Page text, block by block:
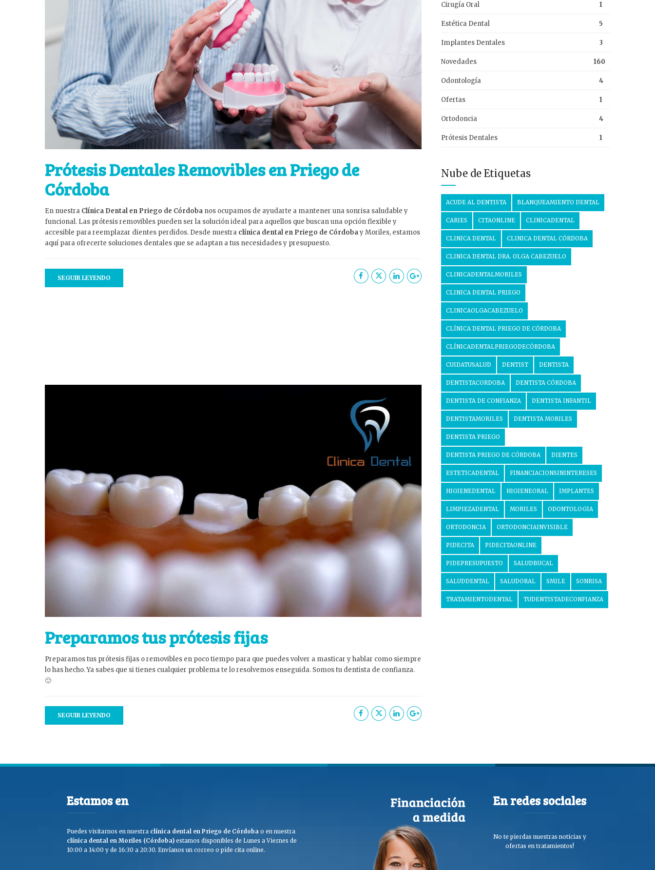
Prótesis Dentales Removibles en Priego de
Córdoba
En nuestra Clínica Dental en Priego de Córdoba nos ocupamos de ayudarte a mantener una sonrisa saludable y
funcional. Las prótesis removibles pueden ser la solución ideal para aquellos que buscan una opción flexible y
accesible para reemplazar dientes perdidos. Desde nuestra clínica dental en Priego de Córdobay Moriles, estamos
aquí para ofrecerte soluciones dentales que se adaptan a tus necesidades y presupuesto.
SEGUIR LEYENDO
Preparamos tus prótesis fijas
Preparamos tus prótesis fijas o removibles en poco tiempo para que puedes volver a masticar y hablar como siempre
lo has hecho. Ya sabes que si tienes cualquier problema te lo resolvemos enseguida. Somos tu dentista de confianza.
🙂
SEGUIR LEYENDO
Cirugía Oral 1
Estética Dental 5
Implantes Dentales 3
Novedades 160
Odontología 4
Ofertas 1
Ortodoncia 4
Prótesis Dentales 1
Nube de Etiquetas
ACUDE AL DENTISTA BLANQUEAMIENTO DENTAL
CARIES CITAONLINE CLINICADENTAL
CLINICA DENTAL CLINICA DENTAL CÓRDOBA
CLINICA DENTAL DRA. OLGA CABEZUELO
CLINICADENTALMORILES
CLINICA DENTAL PRIEGO
CLINICAOLGACABEZUELO
CLÍNICA DENTAL PRIEGO DE CÓRDOBA
CLÍNICADENTALPRIEGODECÓRDOBA
CUIDATUSALUD DENTIST DENTISTA
DENTISTACORDOBA DENTISTA CÓRDOBA
DENTISTA DE CONFIANZA DENTISTA INFANTIL
DENTISTAMORILES DENTISTA MORILES
DENTISTA PRIEGO
DENTISTA PRIEGO DE CÓRDOBA DIENTES
ESTETICADENTAL FINANCIACIONSININTERESES
HIGIENEDENTAL HIGIENEORAL IMPLANTES
LIMPIEZADENTAL MORILES ODONTOLOGIA
ORTODONCIA ORTODONCIAINVISIBLE
PIDECITA PIDECITAONLINE
PIDEPRESUPUESTO SALUDBUCAL
SALUDDENTAL SALUDORAL SMILE SONRISA
TRATAMIENTODENTAL TUDENTISTADECONFIANZA
Estamos en
Puedes visitarnos en nuestra clínica dental en Priego de Córdoba o en nuestra
clínica dental en Moriles (Córdoba) estamos disponibles de Lunes a Viernes de
10:00 a 14:00 y de 16:30 a 20:30. Envíanos un correo o pide cita online.
En redes sociales
No te pierdas nuestras noticias y
ofertas en tratamientos!